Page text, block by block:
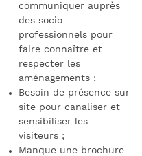
communiquer auprès
des socio-
professionnels pour
faire connaître et
respecter les
aménagements ;
Besoin de présence sur
site pour canaliser et
sensibiliser les
visiteurs ;
Manque une brochure